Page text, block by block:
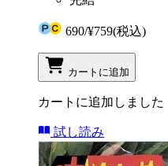
690/¥759(税込)
カートに追加
カートに追加しました
試し読み